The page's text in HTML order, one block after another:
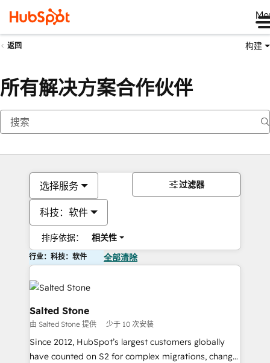
返回 构建
所有解决方案合作伙伴
选择服务
科技：软件
排序依据： 相关性
过滤器
行业：科技：软件 全部清除
Salted Stone
由 Salted Stone 提供 少于 10 次安装
Since 2012, HubSpot’s largest customers globally
have counted on S2 for complex migrations, change